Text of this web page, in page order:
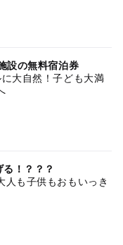
設の無料宿泊券
大自然！子ども大満
！？？？
人も子供もおもいっき